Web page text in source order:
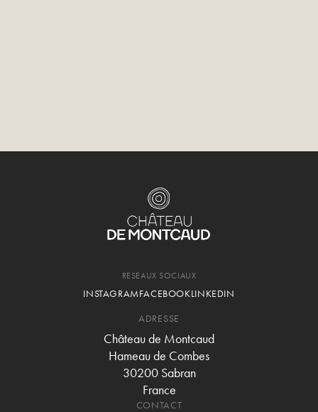
RESEAUX SOCIAUX
INSTAGRAMFACEBOOKLINKEDIN
ADRESSE
Château de Montcaud
Hameau de Combes
30200 Sabran
France
CONTACT